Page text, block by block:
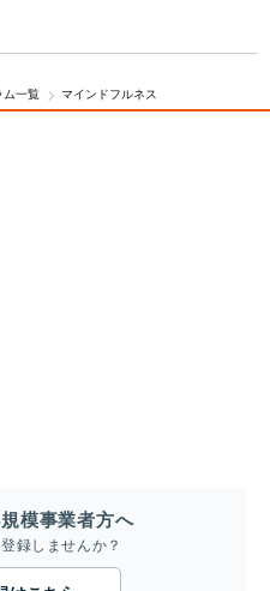
ム一覧 マインドフルネス
模事業者方へ
録しませんか？